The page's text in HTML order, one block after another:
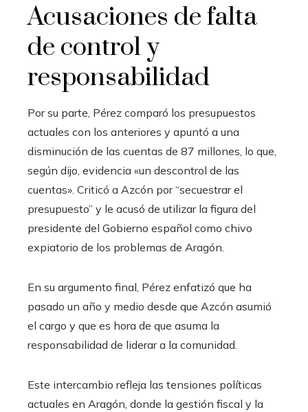
Acusaciones de falta
de control y
responsabilidad
Por su parte, Pérez comparó los presupuestos
actuales con los anteriores y apuntó a una
disminución de las cuentas de 87 millones, lo que,
según dijo, evidencia «un descontrol de las
cuentas». Criticó a Azcón por “secuestrar el
presupuesto” y le acusó de utilizar la figura del
presidente del Gobierno español como chivo
expiatorio de los problemas de Aragón.
En su argumento final, Pérez enfatizó que ha
pasado un año y medio desde que Azcón asumió
el cargo y que es hora de que asuma la
responsabilidad de liderar a la comunidad.
Este intercambio refleja las tensiones políticas
actuales en Aragón, donde la gestión fiscal y la